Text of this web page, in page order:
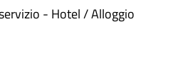
- Hotel / Alloggio